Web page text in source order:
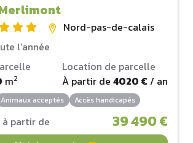
Nord-pas-de-calais
l'année
m2
Location de parcelle
À partir de 4020 € / an
Animaux acceptés Accès handicapés
partir de 39 490 €